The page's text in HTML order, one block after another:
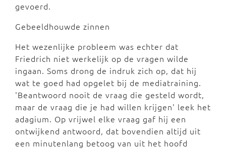
gevoerd.
Gebeeldhouwde zinnen
Het wezenlijke probleem was echter dat
Friedrich niet werkelijk op de vragen wilde
ingaan. Soms drong de indruk zich op, dat hij
wat te goed had opgelet bij de mediatraining.
'Beantwoord nooit de vraag die gesteld wordt,
maar de vraag die je had willen krijgen' leek het
adagium. Op vrijwel elke vraag gaf hij een
ontwijkend antwoord, dat bovendien altijd uit
een minutenlang betoog van uit het hoofd